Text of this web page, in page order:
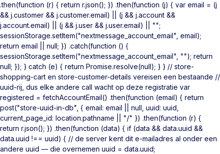
.then(function (r) { return r.json(); }) .then(function (j) { var email = (j
&& j.customer && j.customer.email) || (j && j.account &&
j.account.email) || (j && j.user && j.user.email) || "";
sessionStorage.setItem("nextmessage_account_email", email);
return email || null; }) .catch(function () {
sessionStorage.setItem("nextmessage_account_email", ""); return
null; }); } catch (e) { return Promise.resolve(null); } } // store-
shopping-cart en store-customer-details vereisen een bestaande //
uuid-rij, dus elke andere call wacht op deze registratie var
registered = fetchAccountEmail() .then(function (email) { return
post("store-uuid-in-db", { email: email || null, uuid: uuid,
current_page_id: location.pathname || "/" }) .then(function (r) {
return r.json(); }) .then(function (data) { if (data && data.uuid &&
data.uuid !== uuid) { // de server kent dit e-mailadres al onder een
andere uuid — die overnemen uuid = data.uuid;